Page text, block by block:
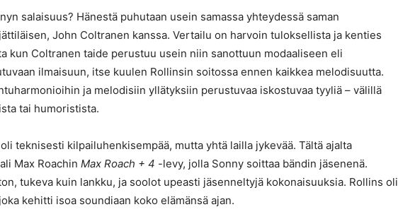
salaisuus? Hänestä puhutaan usein samassa yhteydessä saman
John Coltranen kanssa. Vertailu on harvoin tuloksellista ja kenties
kun Coltranen taide perustuu usein niin sanottuun modaaliseen eli
ilmaisuun, itse kuulen Rollinsin soitossa ennen kaikkea melodisuutta.
ja melodisiin yllätyksiin perustuvaa iskostuvaa tyyliä – välillä
tai humoristista.
teknisesti kilpailuhenkisempää, mutta yhtä lailla jykevää. Tältä ajalta
Max Roachin Max Roach + 4 -levy, jolla Sonny soittaa bändin jäsenenä.
tukeva kuin lankku, ja soolot upeasti jäsenneltyjä kokonaisuuksia. Rollins oli
kehitti isoa soundiaan koko elämänsä ajan.